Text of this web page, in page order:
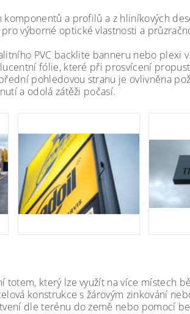
komponentů a profilů a z hliníkových
výborné optické vlastnosti a
PVC backlite banneru nebo plexi
fólie, které při prosvícení
pohledovou stranu je ovlivněna
a odolá zátěži počasí.
který lze využít na více místech
konstrukce s žárovým zinkování
dle terénu do země nebo pomocí